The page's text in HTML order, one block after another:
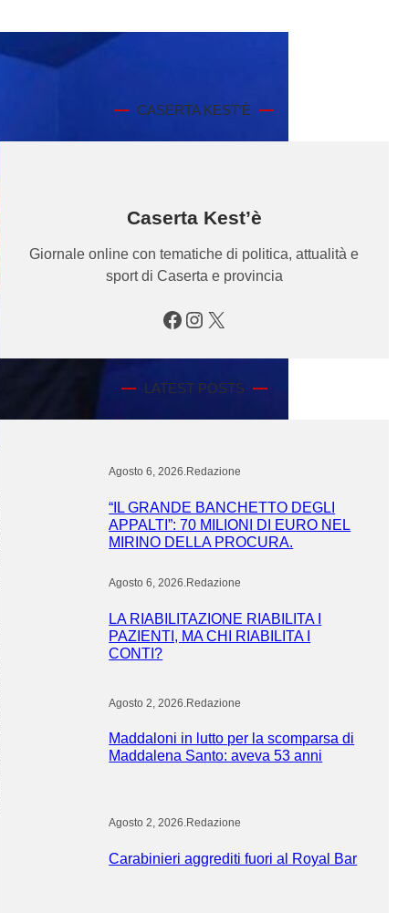
CASERTA KEST’È
Caserta Kest’è
Giornale online con tematiche di politica, attualità e
sport di Caserta e provincia
Facebook Instagram X
LATEST POSTS
Agosto 6, 2026.Redazione
“IL GRANDE BANCHETTO DEGLI
APPALTI”: 70 MILIONI DI EURO NEL
MIRINO DELLA PROCURA.
Agosto 6, 2026.Redazione
LA RIABILITAZIONE RIABILITA I
PAZIENTI, MA CHI RIABILITA I
CONTI?
Agosto 2, 2026 Redazione
Maddaloni in lutto per la scomparsa di
Maddalena Santo: aveva 53 anni
Agosto 2, 2026.Redazione
Carabinieri aggrediti fuori al Royal Bar